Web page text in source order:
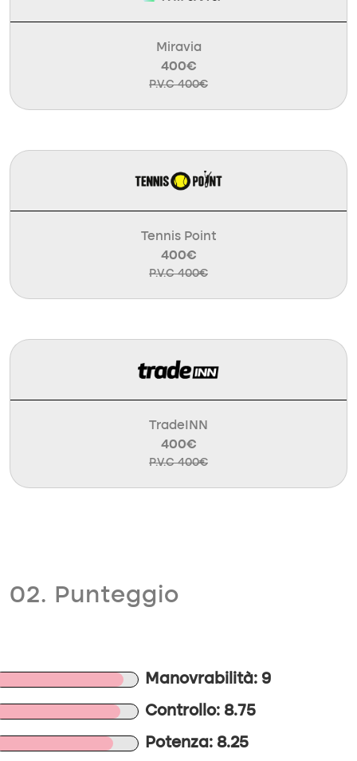
Miravia
400€
P.V.C 400€
Tennis Point
400€
P.V.C 400€
TradeINN
400€
P.V.C 400€
02. Punteggio
Manovrabilità: 9
Controllo: 8.75
Potenza: 8.25